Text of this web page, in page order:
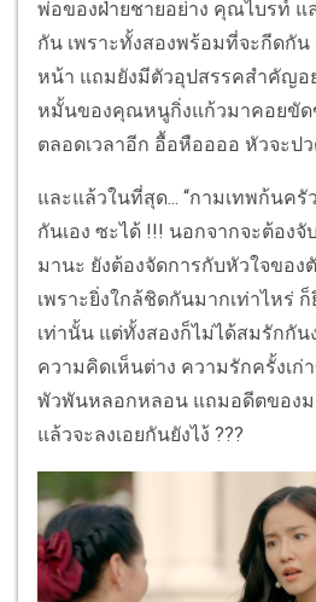
พ่อของฝ่ายชายอย่าง คุณไบรท์
กัน เพราะทั้งสองพร้อมที่จะกีดกั
หน้า แถมยังมีตัวอุปสรรคสำคัญอ
หมั้นของคุณหนูกิ่งแก้วมาคอยขัด
ตลอดเวลาอีก อื้อหืออออ หัวจะป
และแล้วในที่สุด... “กามเทพก้นค
กันเอง ซะได้ !!! นอกจากจะต้องจั
มานะ ยังต้องจัดการกับหัวใจของ
เพราะยิ่งใกล้ชิดกันมากเท่าไหร่
เท่านั้น แต่ทั้งสองก็ไม่ได้สมรักกัน
ความคิดเห็นต่าง ความรักครั้งเก่
พัวพันหลอกหลอน แถมอดีตของม
แล้วจะลงเอยกันยังไง้ ???